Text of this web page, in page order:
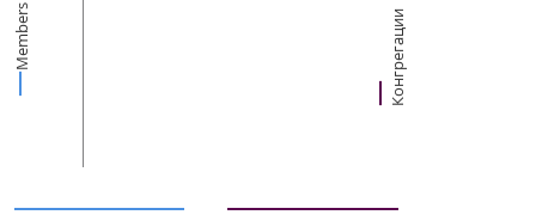
Members Конгрегации